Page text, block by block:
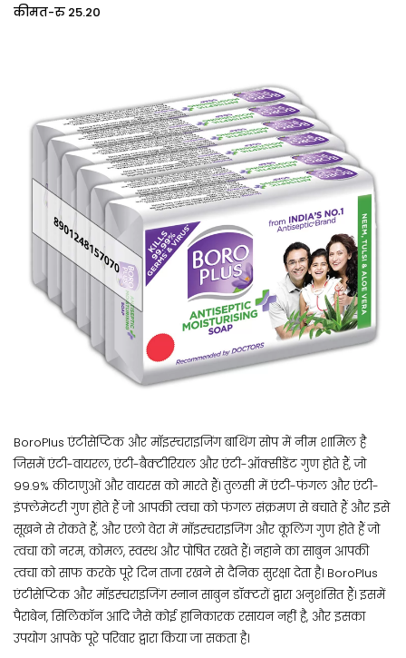
कीमत-रु 25.20
BoroPlus एंटीसेप्टिक और मॉइस्चराइजिंग बाथिंग सोप में नीम शामिल है
जिसमें एंटी-वायरल, एंटी-बैक्टीरियल और एंटी-ऑक्सीडेंट गुण होते हैं, जो
99.9% कीटाणुओं और वायरस को मारते हैं। तुलसी में एंटी-फंगल और एंटी-
इंफ्लेमेटरी गुण होते हैं जो आपकी त्वचा को फंगल संक्रमण से बचाते हैं और इसे
सूखने से रोकते हैं, और एलो वेरा में मॉइस्चराइजिंग और कूलिंग गुण होते हैं जो
त्वचा को नरम, कोमल, स्वस्थ और पोषित रखते हैं। नहाने का साबुन आपकी
त्वचा को साफ करके पूरे दिन ताजा रखने से दैनिक सुरक्षा देता है। BoroPlus
एंटीसेप्टिक और मॉइस्चराइजिंग स्नान साबुन डॉक्टरों द्वारा अनुशंसित हैं। इसमें
पैराबेन, सिलिकॉन आदि जैसे कोई हानिकारक रसायन नहीं है, और इसका
उपयोग आपके पूरे परिवार द्वारा किया जा सकता है।